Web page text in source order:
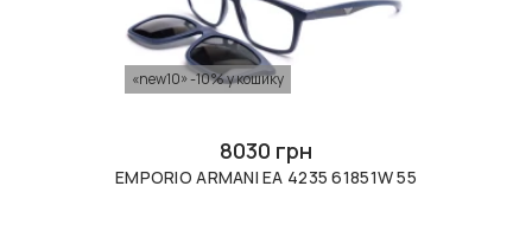
«new10» -10% у кошику
8030 грн
EMPORIO ARMANI EA 4235 61851W 55